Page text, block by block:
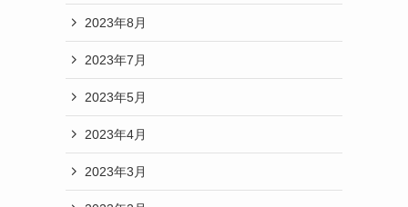
2023年8月
2023年7月
2023年5月
2023年4月
2023年3月